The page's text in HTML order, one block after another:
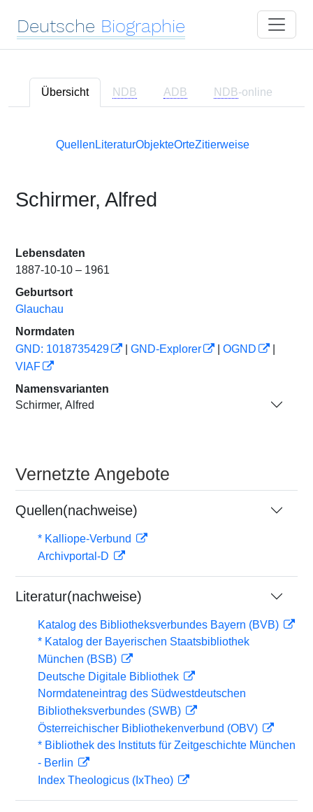
Deutsche Biographie
Übersicht NDB ADB NDB-online
Quellen LiteraturObjekteOrteZitierweise
Schirmer, Alfred
Lebensdaten
1887-10-10 – 1961
Geburtsort
Glauchau
Normdaten
GND: 1018735429
GND-Explorer OGND
VIAF
Namensvarianten
Schirmer, Alfred
Vernetzte Angebote
Quellen(nachweise)
* Kalliope-Verbund
Archivportal-D
Literatur(nachweise)
Katalog des Bibliotheksverbundes Bayern (BVB)
* Katalog der Bayerischen Staatsbibliothek
München (BSB)
Deutsche Digitale Bibliothek
Normdateneintrag des Südwestdeutschen
Bibliotheksverbundes (SWB)
Österreichischer Bibliothekenverbund (OBV)
* Bibliothek des Instituts für Zeitgeschichte München
- Berlin
Index Theologicus (IxTheo)